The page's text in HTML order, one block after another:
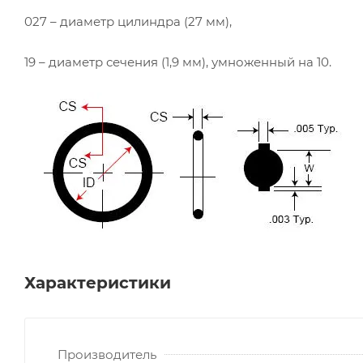
027 – диаметр цилиндра (27 мм),
19 – диаметр сечения (1,9 мм), умноженный на 10.
Характеристики
Производитель